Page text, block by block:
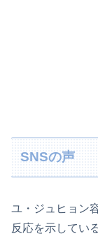
SNSの声
ユ・ジュヒョン
反応を示してい